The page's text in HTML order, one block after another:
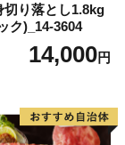
切り落とし1.8kg
ク)_14-3604
14,000円